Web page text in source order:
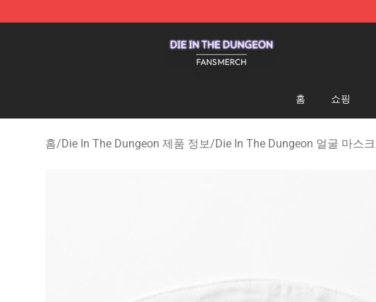
홈 쇼핑
홈/Die In The Dungeon 제품 정보/Die In The Dungeon 얼굴 마스크